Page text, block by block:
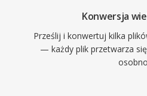
Konwersja
Prześlij i konwertuj kilka
— każdy plik przetwarza